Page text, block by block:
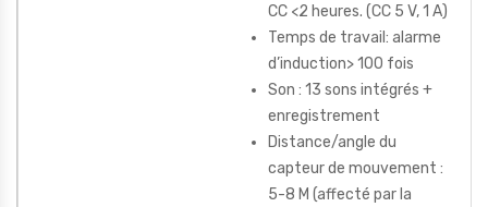
CC <2 heures. (CC 5 V, 1 A)
Temps de travail: alarme
d’induction> 100 fois
Son : 13 sons intégrés +
enregistrement
Distance/angle du
capteur de mouvement :
5-8 M (affecté par la